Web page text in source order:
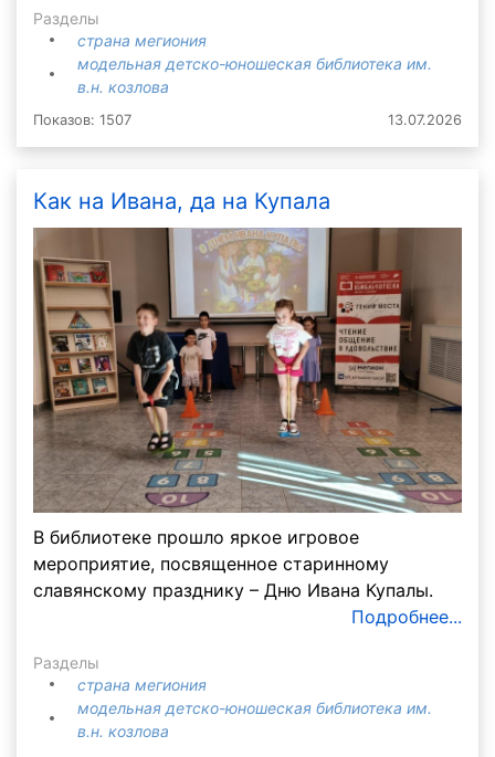
Разделы
страна мегиония
модельная детско-юношеская библиотека им.
в.н. козлова
Показов: 1507 13.07.2026
Как на Ивана, да на Купала
В библиотеке прошло яркое игровое
мероприятие, посвященное старинному
славянскому празднику – Дню Ивана Купалы.
Подробнее...
Разделы
страна мегиония
модельная детско-юношеская библиотека им.
в.н. козлова